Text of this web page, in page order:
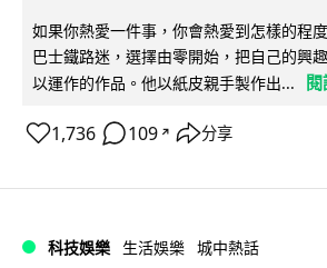
如果你熱愛一件事，你會熱愛到怎樣的程
巴士鐵路迷，選擇由零開始，把自己的興
以運作的作品。他以紙皮親手製作出...
1,736 109 ↗ 分享
科技娛樂 生活娛樂 城中熱話